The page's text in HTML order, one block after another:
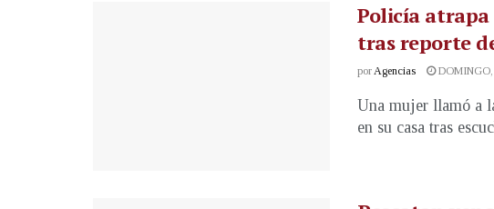
Policía
tras reporte
porAgencias DOMINGO,
Una mujer llamó a
en su casa tras